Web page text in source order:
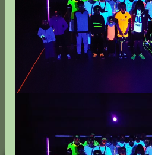
de la région, ce qui nous assurera au
De plus, tout au long de la saison des
Et enfin, durant les vacances de la
espérons pouvoir organiser à nouveau une
ouverte à toutes et à tous (licenciés ou non).
N'hésitez pas à nous contacter pour toute
complémentaire et à très bientôt sur les